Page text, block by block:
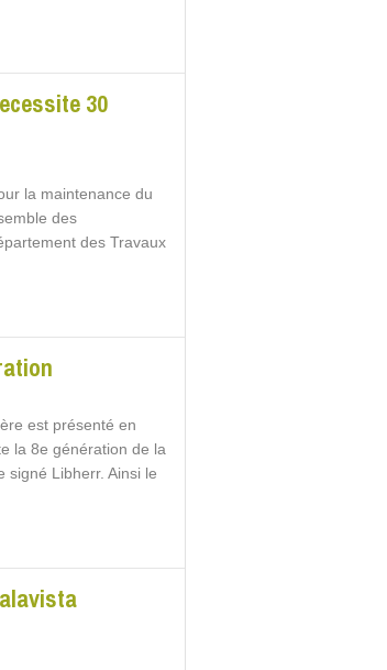
30
la maintenance du
des
des Travaux
est présenté en
la 8e génération de la
signé Libherr. Ainsi le